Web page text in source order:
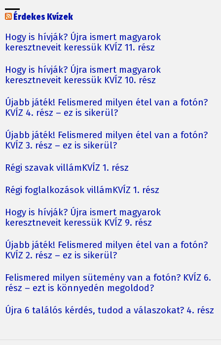
Érdekes Kvízek
Hogy is hívják? Újra ismert magyarok
keresztneveit keressük KVÍZ 11. rész
Hogy is hívják? Újra ismert magyarok
keresztneveit keressük KVÍZ 10. rész
Újabb játék! Felismered milyen étel van a fotón?
KVÍZ 4. rész – ez is sikerül?
Újabb játék! Felismered milyen étel van a fotón?
KVÍZ 3. rész – ez is sikerül?
Régi szavak villámKVÍZ 1. rész
Régi foglalkozások villámKVÍZ 1. rész
Hogy is hívják? Újra ismert magyarok
keresztneveit keressük KVÍZ 9. rész
Újabb játék! Felismered milyen étel van a fotón?
KVÍZ 2. rész – ez is sikerül?
Felismered milyen sütemény van a fotón? KVÍZ 6.
rész – ezt is könnyedén megoldod?
Újra 6 találós kérdés, tudod a válaszokat? 4. rész